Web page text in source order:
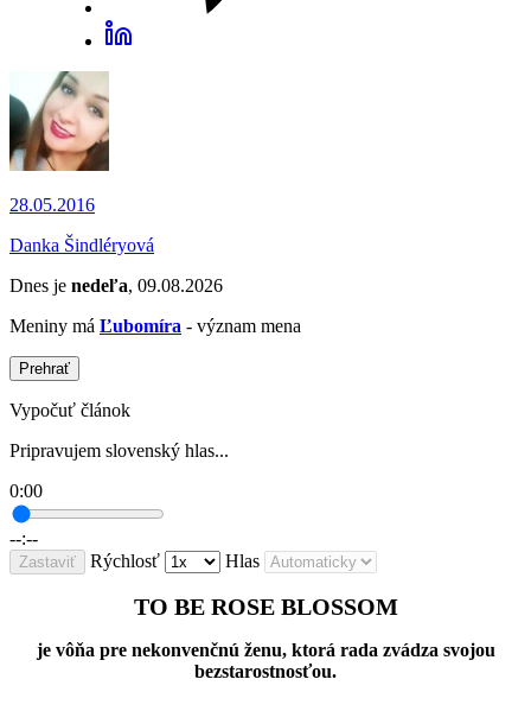
28.05.2016
Danka Šindléryová
Dnes je nedeľa, 09.08.2026
Meniny má Ľubomíra - význam mena
Prehrať
Vypočuť článok
Pripravujem slovenský hlas...
0:00
--:--
Zastaviť Rýchlosť Hlas
TO BE ROSE BLOSSOM
je vôňa pre nekonvenčnú ženu, ktorá rada zvádza svojou
bezstarostnosťou.